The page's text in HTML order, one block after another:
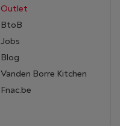
Outlet
BtoB
Jobs
Blog
Vanden Borre Kitchen
Fnac.be